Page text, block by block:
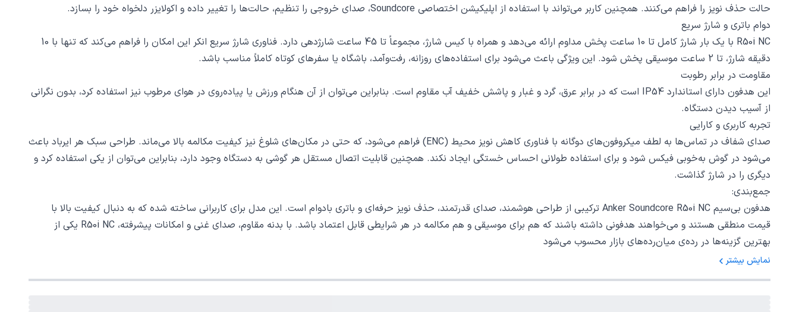
حالت حذف نویز را فراهم می‌کنند. همچنین کاربر می‌تواند با استفاده از اپلیکیشن اختصاصی Soundcore، صدای خروجی را تنظیم، حالت‌ها را تغییر داده و اکولایزر دلخواه خود را بسازد.
دوام باتری و شارژ سریع
R50i NC با یک بار شارژ کامل تا 10 ساعت پخش مداوم ارائه می‌دهد و همراه با کیس شارژ، مجموعاً تا 45 ساعت شارژدهی دارد. فناوری شارژ سریع انکر این امکان را فراهم می‌کند که تنها با 10
دقیقه شارژ، تا 2 ساعت موسیقی پخش شود. این ویژگی باعث می‌شود برای استفاده‌های روزانه، رفت‌وآمد، باشگاه یا سفرهای کوتاه کاملاً مناسب باشد.
مقاومت در برابر رطوبت
این هدفون دارای استاندارد IP54 است که در برابر عرق، گرد و غبار و پاشش خفیف آب مقاوم است. بنابراین می‌توان از آن هنگام ورزش یا پیاده‌روی در هوای مرطوب نیز استفاده کرد، بدون نگرانی
از آسیب دیدن دستگاه.
تجربه کاربری و کارایی
صدای شفاف در تماس‌ها به لطف میکروفون‌های دوگانه با فناوری کاهش نویز محیط (ENC) فراهم می‌شود، که حتی در مکان‌های شلوغ نیز کیفیت مکالمه بالا می‌ماند. طراحی سبک هر ایرباد باعث
می‌شود در گوش به‌خوبی فیکس شود و برای استفاده طولانی احساس خستگی ایجاد نکند. همچنین قابلیت اتصال مستقل هر گوشی به دستگاه وجود دارد، بنابراین می‌توان از یکی استفاده کرد و
دیگری را در شارژ گذاشت.
جمع‌بندی:
هدفون بی‌سیم Anker Soundcore R50i NC ترکیبی از طراحی هوشمند، صدای قدرتمند، حذف نویز حرفه‌ای و باتری بادوام است. این مدل برای کاربرانی ساخته شده که به دنبال کیفیت بالا با
قیمت منطقی هستند و می‌خواهند هدفونی داشته باشند که هم برای موسیقی و هم مکالمه در هر شرایطی قابل اعتماد باشد. با بدنه مقاوم، صدای غنی و امکانات پیشرفته، R50i NC یکی از
بهترین گزینه‌ها در رده‌ی میان‌رده‌های بازار محسوب می‌شود
نمایش بیشتر